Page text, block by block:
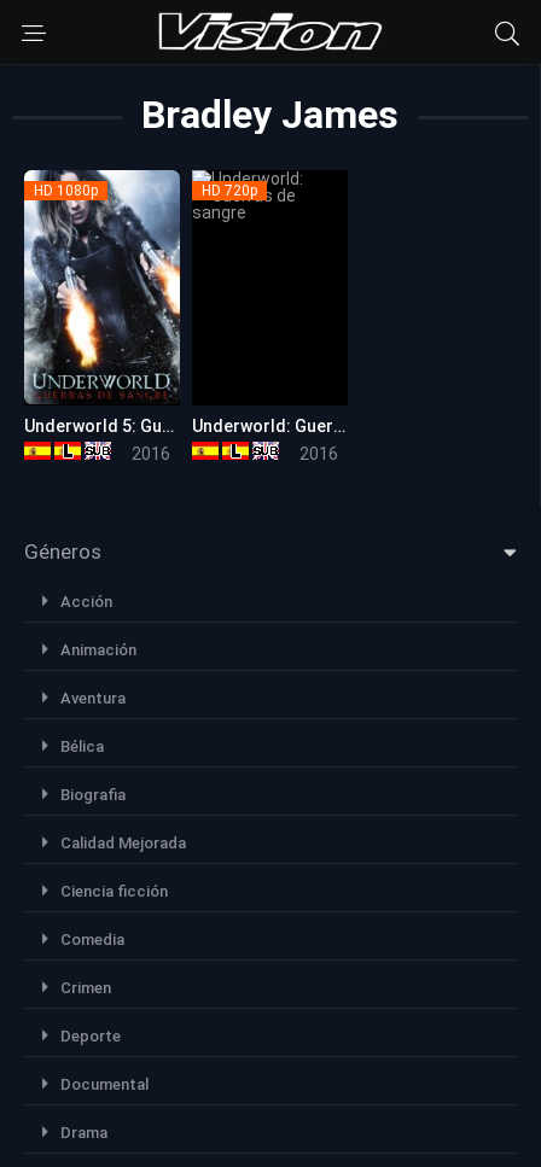
Bradley James
HD 1080p
Underworld 5: Guerras de sangre (Inframundo 5: Guerras de sangre)
2016
HD 720p
Underworld: Guerras de sangre
2016
Géneros
Acción
Animación
Aventura
Bélica
Biografia
Calidad Mejorada
Ciencia ficción
Comedia
Crimen
Deporte
Documental
Drama